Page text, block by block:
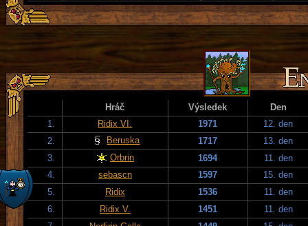
Hráč Výsledek
Den
1.
Ridix VI. 1971
12. den
2.
Beruska 1717
13. den
3.
Orbrin 1694
11. den
4.
sebascn 1597
15. den
5.
Ridix 1536
11. den
6.
Ridix V. 1451
11. den